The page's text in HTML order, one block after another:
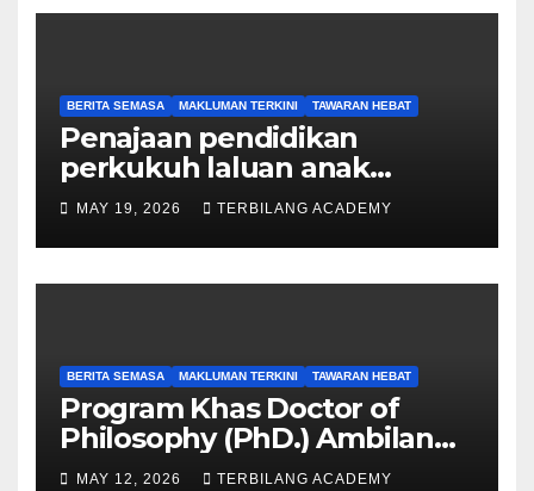
BERITA SEMASA MAKLUMAN TERKINI TAWARAN HEBAT
Penajaan pendidikan
perkukuh laluan anak
Sarawak ke peringkat
Sarjana, PhD
MAY 19, 2026 TERBILANG ACADEMY
BERITA SEMASA MAKLUMAN TERKINI TAWARAN HEBAT
Program Khas Doctor of
Philosophy (PhD.) Ambilan
September 2026 Kini Dibuka
MAY 12, 2026 TERBILANG ACADEMY